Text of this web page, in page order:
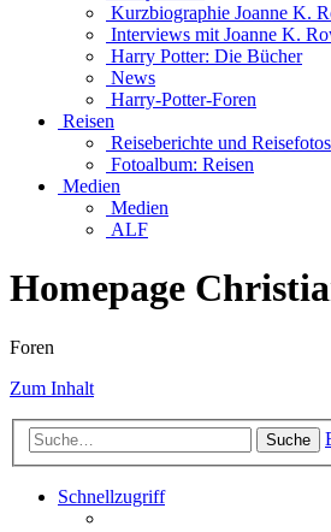
Kurzbiographie Joanne K.
Interviews mit Joanne K.
Harry Potter: Die Bücher
News
Harry-Potter-Foren
Reisen
Reiseberichte und Reisefotos
Fotoalbum: Reisen
Medien
Medien
ALF
Homepage
Foren
Zum Inhalt
Suche
Schnellzugriff